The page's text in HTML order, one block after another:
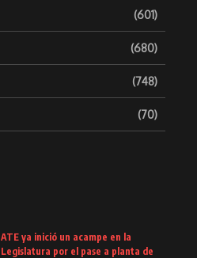
(601)
(680)
(748)
(70)
ATE ya inició un acampe en la
Legislatura por el pase a planta de